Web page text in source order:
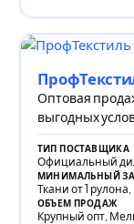
Оптовая
выгодных
ТИП ПОСТАВЩИКА
Официальный
МИНИМАЛЬНЫЙ
Ткани от 1
ОБЪЕМ ПРОДАЖ
Крупный опт,